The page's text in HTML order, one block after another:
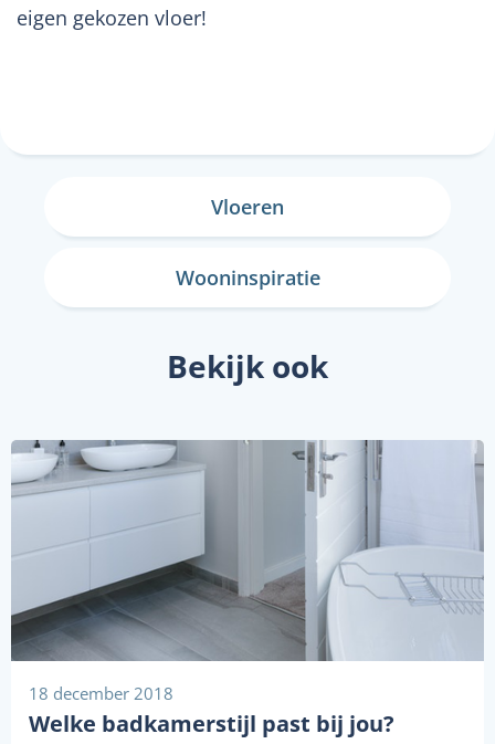
eigen gekozen vloer!
Vloeren
Wooninspiratie
Bekijk ook
18 december 2018
Welke badkamerstijl past bij jou?